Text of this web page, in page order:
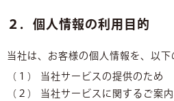
２．個人情報の利用目的
当社は、お客様の個人情報を、以下
（１） 当社サービスの提供のため
（２） 当社サービスに関するご案